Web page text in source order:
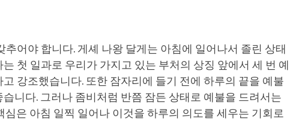
추어야 합니다. 게셰 나왕 달게는 아침에 일어나서 졸린 상태
첫 일과로 우리가 가지고 있는 부처의 상징 앞에서 세 번 예
강조했습니다. 또한 잠자리에 들기 전에 하루의 끝을 예불
니다. 그러나 좀비처럼 반쯤 잠든 상태로 예불을 드려서는
심은 아침 일찍 일어나 이것을 하루의 의도를 세우는 기회로